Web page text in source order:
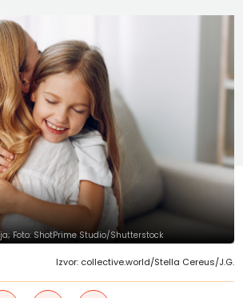
Foto: ShotPrime Studio/Shutterstock
Izvor: collective.world/Stella Cereus/J.G.